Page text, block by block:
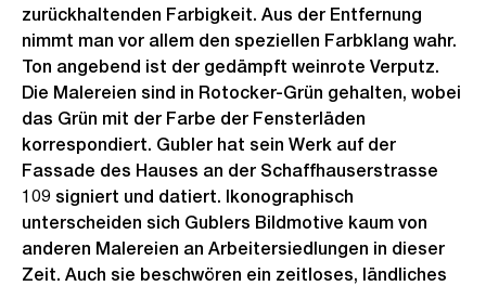
zurückhaltenden Farbigkeit. Aus der Entfernung
nimmt man vor allem den speziellen Farbklang wahr.
Ton angebend ist der gedämpft weinrote Verputz.
Die Malereien sind in Rotocker-Grün gehalten, wobei
das Grün mit der Farbe der Fensterläden
korrespondiert. Gubler hat sein Werk auf der
Fassade des Hauses an der Schaffhauserstrasse
109 signiert und datiert. Ikonographisch
unterscheiden sich Gublers Bildmotive kaum von
anderen Malereien an Arbeitersiedlungen in dieser
Zeit. Auch sie beschwören ein zeitloses, ländliches